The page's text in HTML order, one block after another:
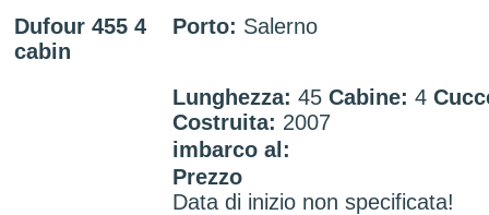
Dufour 455 4
cabin
Porto: Salerno
Lunghezza: 45 Cabine: 4
Costruita: 2007
imbarco al:
Prezzo
Data di inizio non specificata!